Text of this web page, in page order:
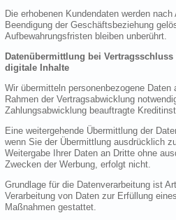
Die erhobenen Kundendaten werden
Beendigung der Geschäftsbeziehung
Aufbewahrungsfristen bleiben unberührt.
Datenübermittlung bei
digitale Inhalte
Wir übermitteln personenbezogene
Rahmen der Vertragsabwicklung
Zahlungsabwicklung beauftragte
Eine weitergehende Übermittlung der
wenn Sie der Übermittlung ausdrücklich
Weitergabe Ihrer Daten an Dritte ohne
Zwecken der Werbung, erfolgt nicht.
Grundlage für die Datenverarbeitung ist
Verarbeitung von Daten zur Erfüllung
Maßnahmen gestattet.